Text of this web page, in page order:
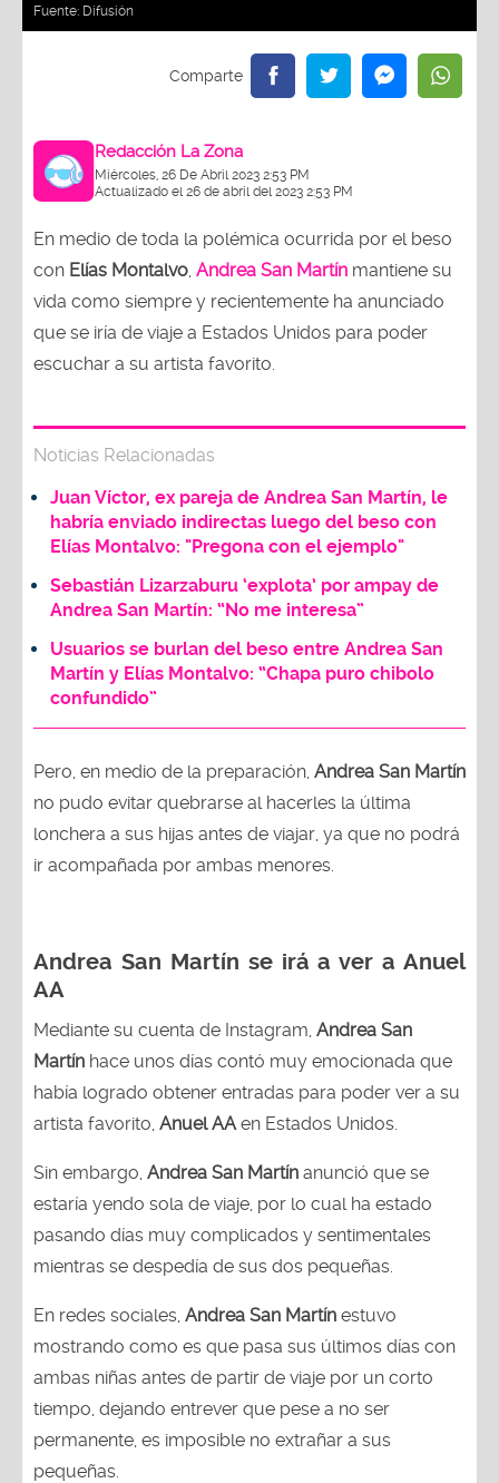
Fuente: Difusión
Redacción La Zona
Miércoles, 26 De Abril 2023 2:53 PM
Actualizado el 26 de abril del 2023 2:53 PM
En medio de toda la polémica ocurrida por el beso
con Elías Montalvo Andrea San Martín mantiene su
vida como siempre y recientemente ha anunciado
que se iría de viaje a Estados Unidos para poder
escuchar a su artista favorito.
Noticias Relacionadas
Juan Víctor, ex pareja de Andrea San Martín, le
habría enviado indirectas luego del beso con
Elías Montalvo: "Pregona con el ejemplo"
Sebastián Lizarzaburu ‘explota’ por ampay de
Andrea San Martín: “No me interesa”
Usuarios se burlan del beso entre Andrea San
Martín y Elías Montalvo: “Chapa puro chibolo
confundido”
Pero, en medio de la preparación, Andrea San Martín
no pudo evitar quebrarse al hacerles la última
lonchera a sus hijas antes de viajar, ya que no podrá
ir acompañada por ambas menores.
Andrea San Martín se irá a ver a Anuel
AA
Mediante su cuenta de Instagram, Andrea San
Martín hace unos días contó muy emocionada que
había logrado obtener entradas para poder ver a su
artista favorito, Anuel AA en Estados Unidos.
Sin embargo, Andrea San Martín anunció que se
estaría yendo sola de viaje, por lo cual ha estado
pasando días muy complicados y sentimentales
mientras se despedía de sus dos pequeñas.
En redes sociales, Andrea San Martín estuvo
mostrando como es que pasa sus últimos días con
ambas niñas antes de partir de viaje por un corto
tiempo, dejando entrever que pese a no ser
permanente, es imposible no extrañar a sus
pequeñas.